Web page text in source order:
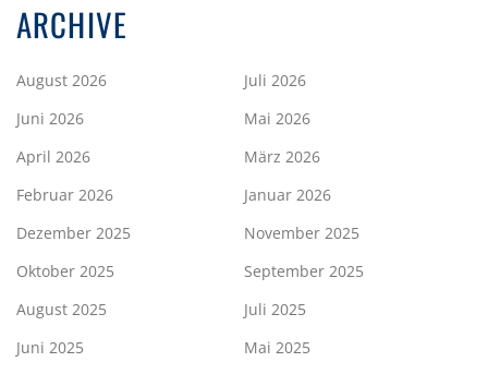
ARCHIVE
August 2026
Juli 2026
Juni 2026
Mai 2026
April 2026
März 2026
Februar 2026
Januar 2026
Dezember 2025
November 2025
Oktober 2025
September 2025
August 2025
Juli 2025
Juni 2025
Mai 2025